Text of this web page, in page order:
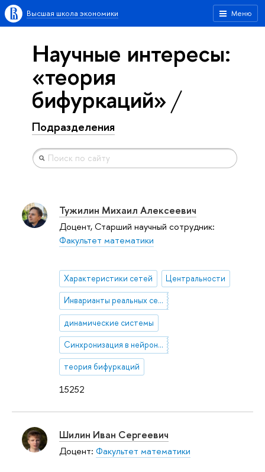
Меню
Высшая школа экономики
Научные интересы:
«теория
бифуркаций»
Подразделения
15252
Тужилин Михаил Алексеевич
Доцент, Старший научный сотрудник:
Факультет математики
Характеристики сетей Центральности
Инварианты реальных сетей
динамические системы
Синхронизация в нейронных сетях
теория бифуркаций
Шилин Иван Сергеевич
Доцент: Факультет математики